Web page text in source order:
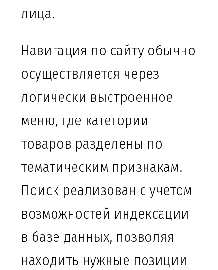
лица.
Навигация по сайту обычно
осуществляется через
логически выстроенное
меню, где категории
товаров разделены по
тематическим признакам.
Поиск реализован с учетом
возможностей индексации
в базе данных, позволяя
находить нужные позиции